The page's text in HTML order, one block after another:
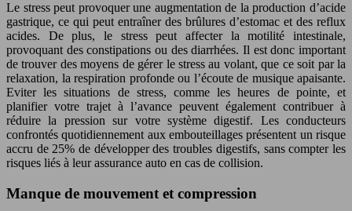
Le stress peut provoquer une augmentation de la production d’acide
gastrique, ce qui peut entraîner des brûlures d’estomac et des reflux
acides. De plus, le stress peut affecter la motilité intestinale,
provoquant des constipations ou des diarrhées. Il est donc important
de trouver des moyens de gérer le stress au volant, que ce soit par la
relaxation, la respiration profonde ou l’écoute de musique apaisante.
Eviter les situations de stress, comme les heures de pointe, et
planifier votre trajet à l’avance peuvent également contribuer à
réduire la pression sur votre système digestif. Les conducteurs
confrontés quotidiennement aux embouteillages présentent un risque
accru de 25% de développer des troubles digestifs, sans compter les
risques liés à leur assurance auto en cas de collision.
Manque de mouvement et compression